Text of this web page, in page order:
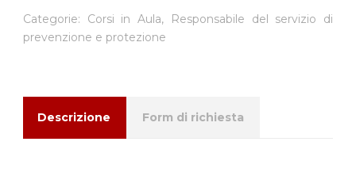
Categorie: Corsi in Aula,
Responsabile del servizio di
prevenzione e protezione
Descrizione Form di richiesta